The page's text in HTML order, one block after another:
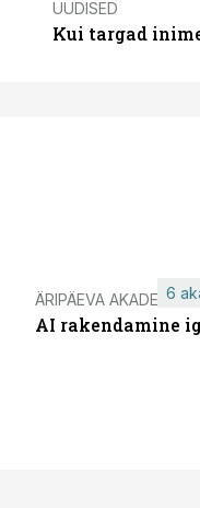
UUDISED
Kui targad
ÄRIPÄEVA AKADEEMIA
AI rakendamine
6